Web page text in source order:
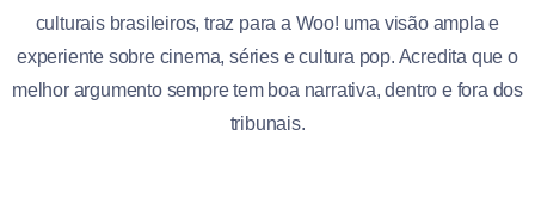
culturais brasileiros, traz para a Woo! uma visão ampla e
experiente sobre cinema, séries e cultura pop. Acredita que o
melhor argumento sempre tem boa narrativa, dentro e fora dos
tribunais.